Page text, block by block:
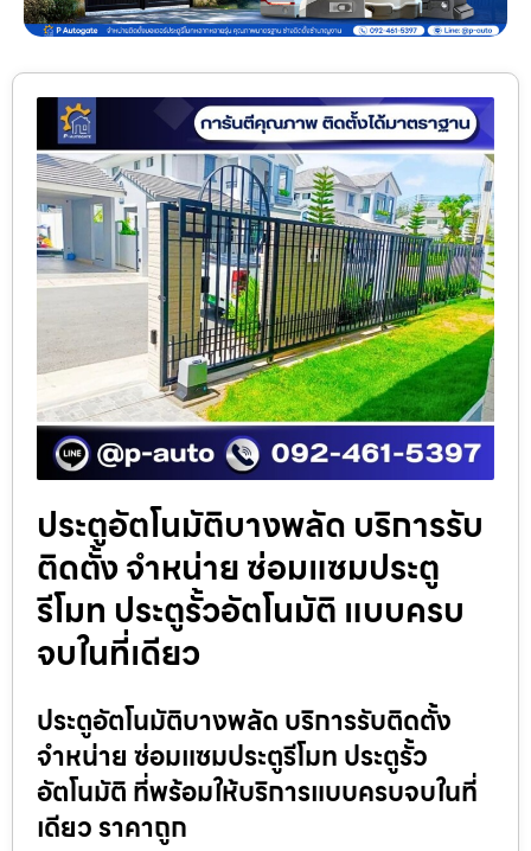
ประตูอัตโนมัติบางพลัด บริการรับ
ติดตั้ง จำหน่าย ซ่อมแซมประตู
รีโมท ประตูรั้วอัตโนมัติ แบบครบ
จบในที่เดียว
ประตูอัตโนมัติบางพลัด บริการรับติดตั้ง
จำหน่าย ซ่อมแซมประตูรีโมท ประตูรั้ว
อัตโนมัติ ที่พร้อมให้บริการแบบครบจบในที่
เดียว ราคาถูก